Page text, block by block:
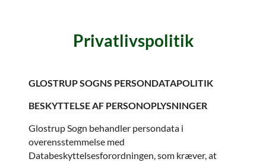
Privatlivspolitik
GLOSTRUP SOGNS PERSONDATAPOLITIK
BESKYTTELSE AF PERSONOPLYSNINGER
Glostrup Sogn behandler persondata i
overensstemmelse med
Databeskyttelsesforordningen, som kræver, at